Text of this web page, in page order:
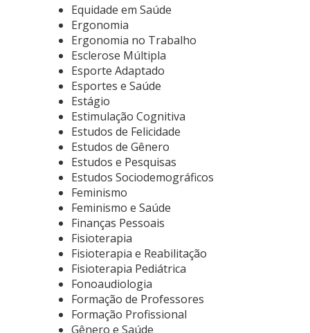
Equidade em Saúde
Ergonomia
Ergonomia no Trabalho
Esclerose Múltipla
Esporte Adaptado
Esportes e Saúde
Estágio
Estimulação Cognitiva
Estudos de Felicidade
Estudos de Gênero
Estudos e Pesquisas
Estudos Sociodemográficos
Feminismo
Feminismo e Saúde
Finanças Pessoais
Fisioterapia
Fisioterapia e Reabilitação
Fisioterapia Pediátrica
Fonoaudiologia
Formação de Professores
Formação Profissional
Gênero e Saúde